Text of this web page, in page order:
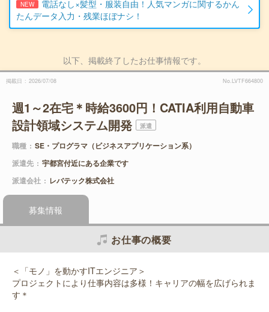
NEW
電話なし×髪型・服装自由！人気マンガに関するかん
たんデータ入力・残業ほぼナシ！
以下、掲載終了したお仕事情報です。
掲載日 2026/07/08 No.LVTF664800
週1～2在宅＊時給3600円！CATIA利用自動車
設計領域システム開発
派遣
職種
SE・プログラマ（ビジネスアプリケーション系）
派遣先
宇都宮付近にある企業です
派遣会社
レバテック株式会社
募集情報
お仕事の概要
＜「モノ」を動かすITエンジニア＞
プロジェクトにより仕事内容は多様！キャリアの幅を広げられま
す＊